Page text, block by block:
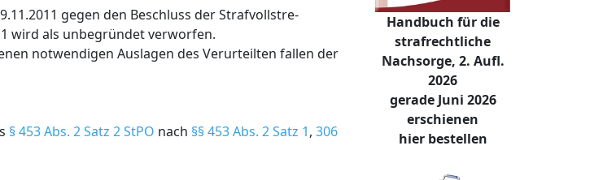
gegen den Beschluss der Strafvollstre-
wird als unbegründet verworfen.
notwendigen Auslagen des Verurteilten fallen der
§ 453 Abs. 2 Satz 2 StPO nach §§ 453 Abs. 2 Satz 1, 306
Handbuch für die
strafrechtliche
Nachsorge, 2. Aufl.
2026
gerade Juni 2026
erschienen
hier bestellen